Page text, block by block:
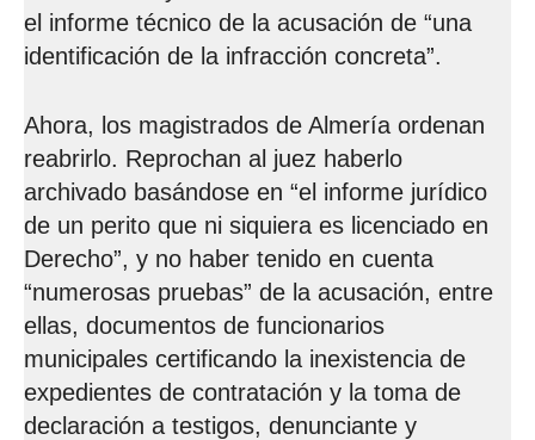
el informe técnico de la acusación de “una
identificación de la infracción concreta”.
Ahora, los magistrados de Almería ordenan
reabrirlo. Reprochan al juez haberlo
archivado basándose en “el informe jurídico
de un perito que ni siquiera es licenciado en
Derecho”, y no haber tenido en cuenta
“numerosas pruebas” de la acusación, entre
ellas, documentos de funcionarios
municipales certificando la inexistencia de
expedientes de contratación y la toma de
declaración a testigos, denunciante y